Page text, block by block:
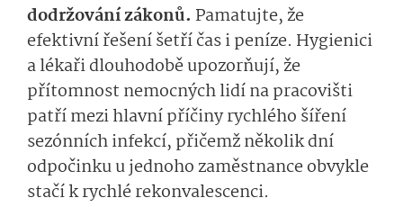
dodržování zákonů. Pamatujte, že
efektivní řešení šetří čas i peníze. Hygienici
a lékaři dlouhodobě upozorňují, že
přítomnost nemocných lidí na pracovišti
patří mezi hlavní příčiny rychlého šíření
sezónních infekcí, přičemž několik dní
odpočinku u jednoho zaměstnance obvykle
stačí k rychlé rekonvalescenci.